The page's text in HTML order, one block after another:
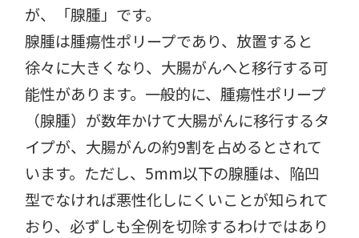
が、「腺腫」です。
腺腫は腫瘍性ポリープであり、放置すると
徐々に大きくなり、大腸がんへと移行する可
能性があります。一般的に、腫瘍性ポリープ
（腺腫）が数年かけて大腸がんに移行するタ
イプが、大腸がんの約9割を占めるとされて
います。ただし、5mm以下の腺腫は、陥凹
型でなければ悪性化しにくいことが知られて
おり、必ずしも全例を切除するわけではあり